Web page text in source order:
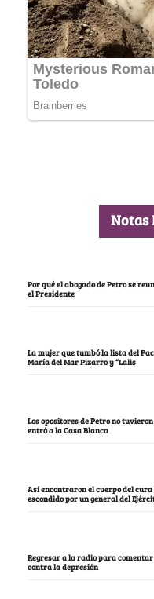
Notas
Por qué el abogado de Petro se
el Presidente
La mujer que tumbó la lista del
María del Mar Pizarro y “Lalis
Los opositores de Petro no
entró a la Casa Blanca
Así encontraron el cuerpo del cura
escondido por un general del
Regresar a la radio para
contra la depresión